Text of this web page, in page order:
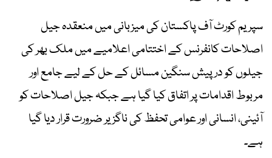
سپریم کورٹ آف پاکستان کی میزبانی میں منعقدہ جیل
اصلاحات کانفرنس کے اختتامی اعلامیے میں ملک بھر کی
جیلوں کو درپیش سنگین مسائل کے حل کے لیے جامع اور
مربوط اقدامات پر اتفاق کیا گیا ہے جبکہ جیل اصلاحات کو
آئینی، انسانی اور عوامی تحفظ کی ناگزیر ضرورت قرار دیا گیا
ہے۔